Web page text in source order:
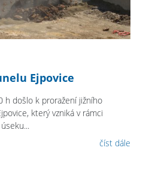
Ejpovice
h došlo k proražení jižního
který vzniká v rámci
číst dále